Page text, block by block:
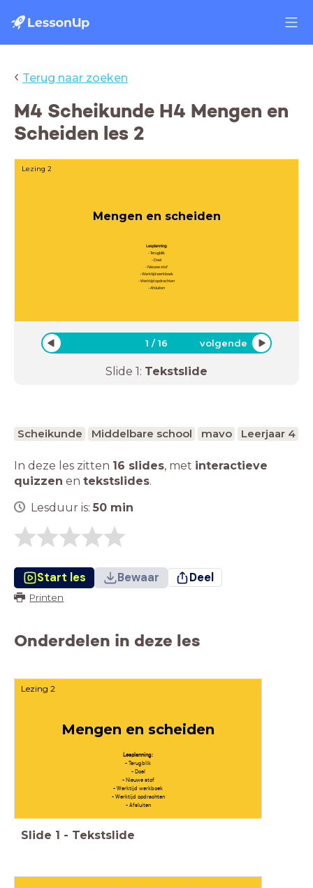
‹ Terug naar zoeken
M4 Scheikunde H4 Mengen en
Scheiden les 2
Mengen en scheiden
Lesplanning:
- Terugblik
- Doel
- Nieuwe stof
- Werktijd werkboek
- Werktijd opdrachten
- Afsluiten
Lezing 2
1 /16 volgende
Slide 1: Tekstslide
Scheikunde Middelbare school mavo Leerjaar 4
In deze les zitten 16 slides, met interactieve
quizzen en tekstslides.
Lesduur is: 50 min
Start les Bewaar Deel
Printen
Onderdelen in deze les
Mengen en scheiden
Lesplanning:
- Terugblik
- Doel
- Nieuwe stof
- Werktijd werkboek
- Werktijd opdrachten
- Afsluiten
Lezing 2
Slide 1 - Tekstslide